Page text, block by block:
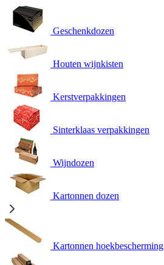
Geschenkdozen
Houten wijnkisten
Kerstverpakkingen
Sinterklaas verpakkingen
Wijndozen
Kartonnen dozen
Kartonnen hoekbescherming